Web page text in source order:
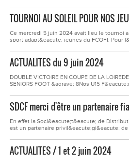
proc&eacute;der au r&egrave;glement !Pour
d&#39;organisation, les inscriptions sont
JUILLET.Aucune exception ne sera faite.Les
TOURNOI AU SOLEIL POUR NOS
Ce mercredi 5 juin 2024 avait lieu le tournoi
sport adapt&eacute; jeunes du FCOFI. Pour
Rousseau, l&rsquo;IMEChantalouette
et l&rsquo;IME Ch&acirc;teau
rencontres sous forme de...
ACTUALITES du 9 juin 2024
DOUBLE VICTOIRE EN COUPE DE LA
SENIORS FOOT &agrave; 8Nos U15
les 2 la coupe de la Loire 2024, rencontres
d&eacute;roul&eacute;es &agrave;
nos U15 face &agrave; Sorbiers la
SDCF merci d'être un partenaire
En effet la Soci&eacute;t&eacute; de
est un partenaire privil&eacute;gi&eacute;
2024, le FCO Firminy Insersport a
SDCF et la ville de Firminy &agrave; la
convention de...
ACTUALITES / 1 et 2 juin 2024